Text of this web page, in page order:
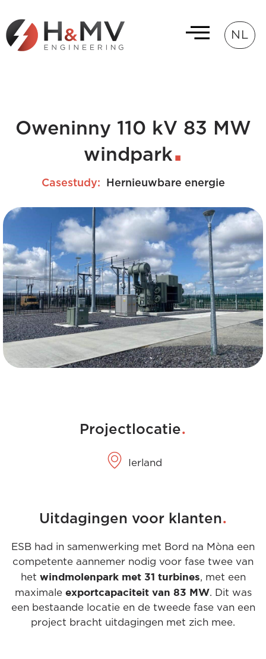
NL
Oweninny 110 kV 83 MW
windpark
Casestudy: Hernieuwbare energie
Projectlocatie.
Ierland
Uitdagingen voor klanten.
ESB had in samenwerking met Bord na Mòna een
competente aannemer nodig voor fase twee van
het windmolenpark met 31 turbines, met een
maximale exportcapaciteit van 83 MW. Dit was
een bestaande locatie en de tweede fase van een
project bracht uitdagingen met zich mee.